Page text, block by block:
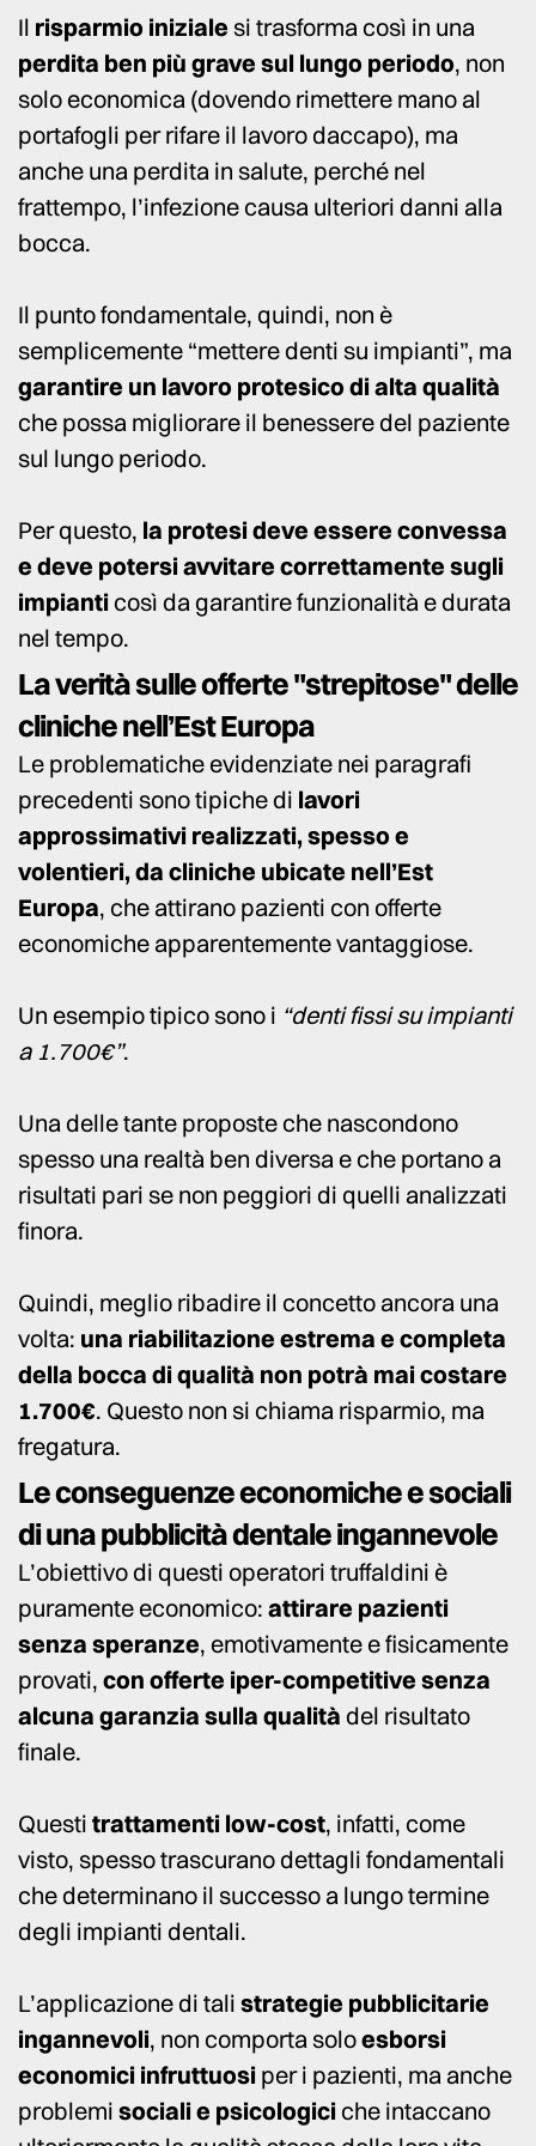
Il risparmio iniziale si trasforma così in una
perdita ben più grave sul lungo periodo, non
solo economica (dovendo rimettere mano al
portafogli per rifare il lavoro daccapo), ma
anche una perdita in salute, perché nel
frattempo, l’infezione causa ulteriori danni alla
bocca.
Il punto fondamentale, quindi, non è
semplicemente “mettere denti su impianti”, ma
garantire un lavoro protesico di alta qualità
che possa migliorare il benessere del paziente
sul lungo periodo.
Per questo, la protesi deve essere convessa
e deve potersi avvitare correttamente sugli
impianti così da garantire funzionalità e durata
nel tempo.
La verità sulle offerte "strepitose" delle
cliniche nell’Est Europa
Le problematiche evidenziate nei paragrafi
precedenti sono tipiche di lavori
approssimativi realizzati, spesso e
volentieri, da cliniche ubicate nell’Est
Europa, che attirano pazienti con offerte
economiche apparentemente vantaggiose.
Un esempio tipico sono i “denti fissi su impianti
a 1.700€”.
Una delle tante proposte che nascondono
spesso una realtà ben diversa e che portano a
risultati pari se non peggiori di quelli analizzati
finora.
Quindi, meglio ribadire il concetto ancora una
volta: una riabilitazione estrema e completa
della bocca di qualità non potrà mai costare
1.700€. Questo non si chiama risparmio, ma
fregatura.
Le conseguenze economiche e sociali
di una pubblicità dentale ingannevole
L’obiettivo di questi operatori truffaldini è
puramente economico: attirare pazienti
senza speranze, emotivamente e fisicamente
provati, con offerte iper-competitive senza
alcuna garanzia sulla qualità del risultato
finale.
Questi trattamenti low-cost, infatti, come
visto, spesso trascurano dettagli fondamentali
che determinano il successo a lungo termine
degli impianti dentali.
L’applicazione di tali strategie pubblicitarie
ingannevoli, non comporta soloesborsi
economici infruttuosi per i pazienti, ma anche
problemi sociali e psicologici che intaccano